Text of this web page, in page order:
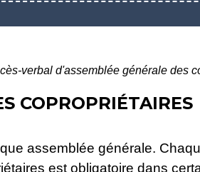
verbal d'assemblée générale des
COPROPRIÉTAIRES
assemblée générale.
est obligatoire dans